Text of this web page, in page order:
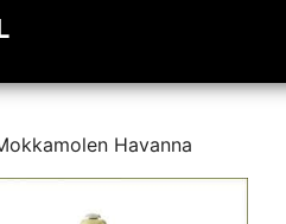
Havanna